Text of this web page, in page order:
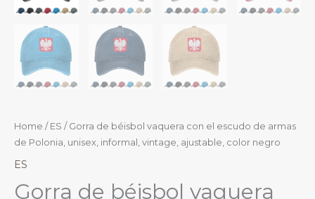
Home / ES / Gorra de béisbol vaquera con el escudo de armas
de Polonia, unisex, informal, vintage, ajustable, color negro
ES
Gorra de béisbol vaquera